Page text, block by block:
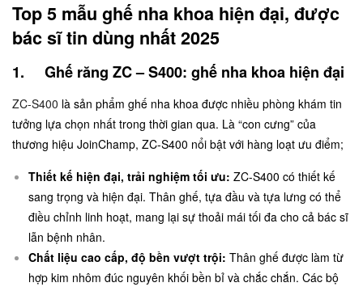
Top 5 mẫu ghế nha khoa hiện đại, được
bác sĩ tin dùng nhất 2025
1. Ghế răng ZC – S400: ghế nha khoa hiện đại
ZC-S400 là sản phẩm ghế nha khoa được nhiều phòng khám tin
tưởng lựa chọn nhất trong thời gian qua. Là “con cưng” của
thương hiệu JoinChamp, ZC-S400 nổi bật với hàng loạt ưu điểm;
Thiết kế hiện đại, trải nghiệm tối ưu: ZC-S400 có thiết kế
sang trọng và hiện đại. Thân ghế, tựa đầu và tựa lưng có thể
điều chỉnh linh hoạt, mang lại sự thoải mái tối đa cho cả bác sĩ
lẫn bệnh nhân.
Chất liệu cao cấp, độ bền vượt trội: Thân ghế được làm từ
hợp kim nhôm đúc nguyên khối bền bỉ và chắc chắn. Các bộ